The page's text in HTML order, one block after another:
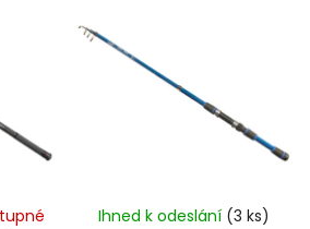
Ihned k odeslání (3 ks)